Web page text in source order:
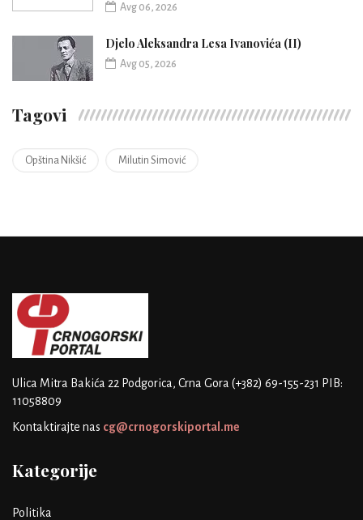
Avg 06, 2026
Djelo Aleksandra Lesa Ivanovića (II)
Avg 05, 2026
Tagovi
Opština Nikšić Milutin Simović
Ulica Mitra Bakića 22 Podgorica, Crna Gora (+382) 69-155-231 PIB:
11058809
Kontaktirajte nas cg@crnogorskiportal.me
Kategorije
Politika